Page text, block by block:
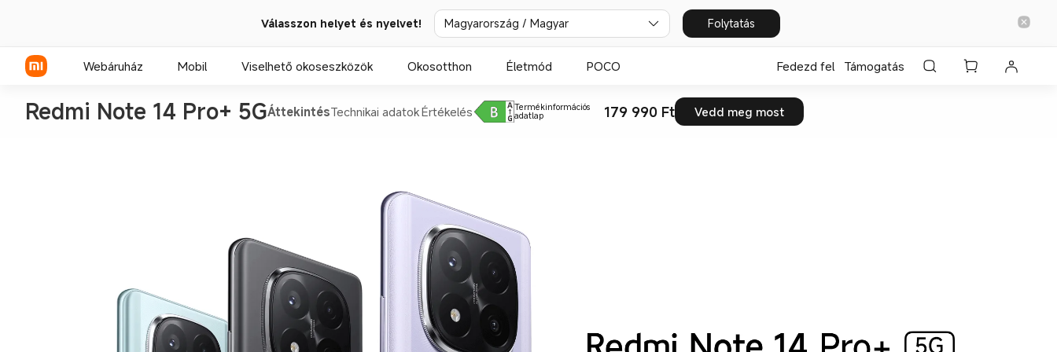
Válasszon helyet és nyelvet! Magyarország / Magyar Folytatás
Webáruház Mobil Viselhető okoseszközök Okosotthon Életmód POCO Fedezd fel Támogatás
Redmi Note 14 Pro+ 5GÁttekintésTechnikai adatokÉrtékelés Termékinformációs
adatlap 179 990 Ft Vedd meg most